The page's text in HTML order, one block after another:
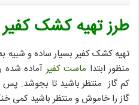
طرز تهیه کشک کفیر
تهیه کشک کفیر بسیار ساده و شبیه
منظور ابتدا ماست کفیر آماده شده
گاز را خاموش و منتظر باشید کمی